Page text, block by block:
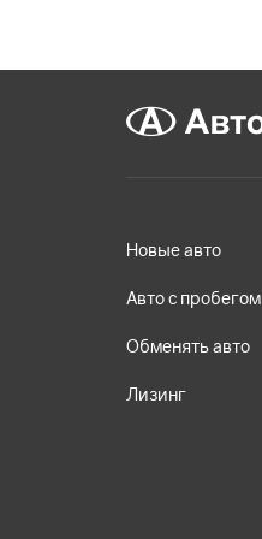
Новые авто
Авто с пробегом
Обменять авто
Лизинг